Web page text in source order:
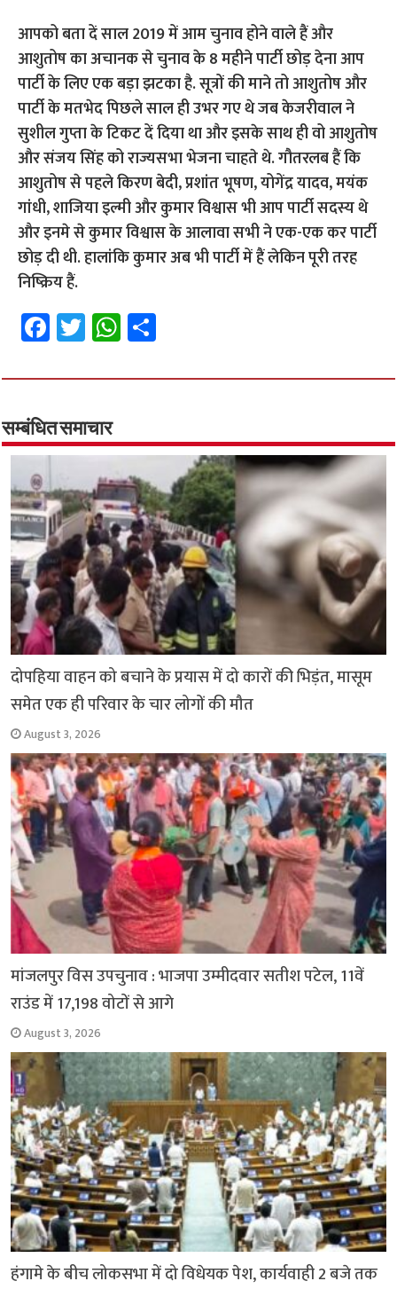
आपको बता दें साल 2019 में आम चुनाव होने वाले हैं और
आशुतोष का अचानक से चुनाव के 8 महीने पार्टी छोड़ देना आप
पार्टी के लिए एक बड़ा झटका है. सूत्रों की माने तो आशुतोष और
पार्टी के मतभेद पिछले साल ही उभर गए थे जब केजरीवाल ने
सुशील गुप्ता के टिकट दें दिया था और इसके साथ ही वो आशुतोष
और संजय सिंह को राज्यसभा भेजना चाहते थे. गौतरलब हैं कि
आशुतोष से पहले किरण बेदी, प्रशांत भूषण, योगेंद्र यादव, मयंक
गांधी, शाजिया इल्मी और कुमार विश्वास भी आप पार्टी सदस्य थे
और इनमे से कुमार विश्वास के आलावा सभी ने एक-एक कर पार्टी
छोड़ दी थी. हालांकि कुमार अब भी पार्टी में हैं लेकिन पूरी तरह
निष्क्रिय हैं.
Fa
ce
b
o
o
k
T
wi
tt
er
W
h
at
p
p
ar
सम्बंधित समाचार
दोपहिया वाहन को बचाने के प्रयास में दो कारों की भिड़ंत, मासूम
समेत एक ही परिवार के चार लोगों की मौत
August 3, 2026
मांजलपुर विस उपचुनाव : भाजपा उम्मीदवार सतीश पटेल, 11वें
राउंड में 17,198 वोटों से आगे
August 3, 2026
हंगामे के बीच लोकसभा में दो विधेयक पेश, कार्यवाही 2 बजे तक